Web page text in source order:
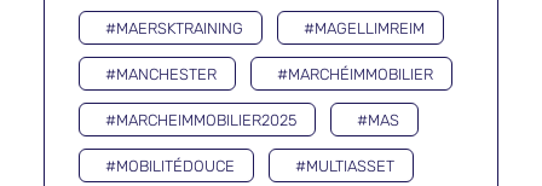
#MAERSKTRAINING #MAGELLIMREIM
#MANCHESTER #MARCHÉIMMOBILIER
#MARCHEIMMOBILIER2025 #MAS
#MOBILITÉDOUCE #MULTIASSET